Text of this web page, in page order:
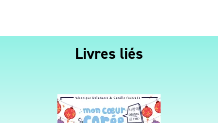
Livres liés